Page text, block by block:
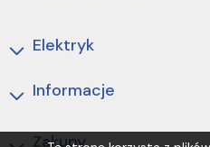
Elektryk
Informacje
Zakupy